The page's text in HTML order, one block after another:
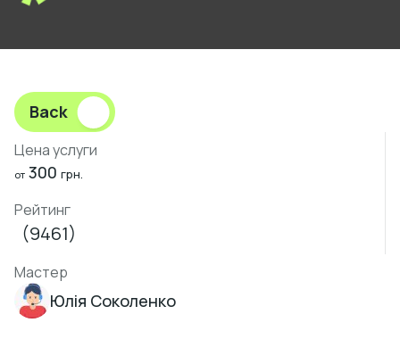
Back
Цена услуги
от 300 грн.
Рейтинг
(9461)
Мастер
Юлія Соколенко